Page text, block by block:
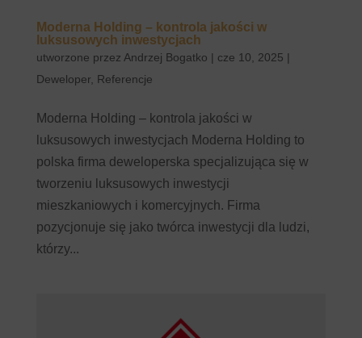
Moderna Holding – kontrola jakości w
luksusowych inwestycjach
utworzone przez Andrzej Bogatko | cze 10, 2025 |
Deweloper, Referencje
Moderna Holding – kontrola jakości w
luksusowych inwestycjach Moderna Holding to
polska firma deweloperska specjalizująca się w
tworzeniu luksusowych inwestycji
mieszkaniowych i komercyjnych. Firma
pozycjonuje się jako twórca inwestycji dla ludzi,
którzy...